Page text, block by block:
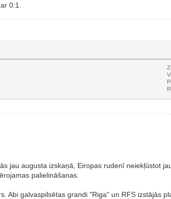
0:1.
jau augusta izskaņā, Eiropas rudenī neiekļūstot
palielināšanas.
galvaspilsētas grandi "Riga" un RFS izstājās